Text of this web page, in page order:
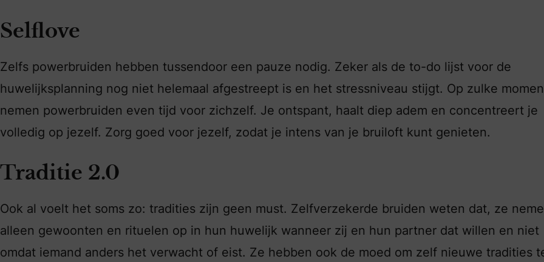
Selflove
Zelfs powerbruiden hebben tussendoor een pauze nodig. Zeker als de to-do lijst voor de
huwelijksplanning nog niet helemaal afgestreept is en het stressniveau stijgt. Op zulke
nemen powerbruiden even tijd voor zichzelf. Je ontspant, haalt diep adem en concentreert je
volledig op jezelf. Zorg goed voor jezelf, zodat je intens van je bruiloft kunt genieten.
Traditie 2.0
Ook al voelt het soms zo: tradities zijn geen must. Zelfverzekerde bruiden weten dat, ze
alleen gewoonten en rituelen op in hun huwelijk wanneer zij en hun partner dat willen en niet
omdat iemand anders het verwacht of eist. Ze hebben ook de moed om zelf nieuwe tradities